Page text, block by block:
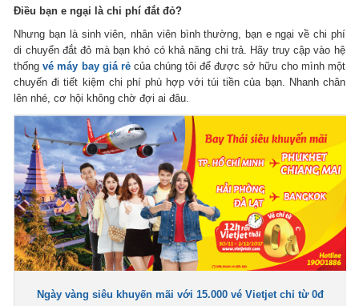
Điều bạn e ngại là chi phí đắt đỏ?
Nhưng bạn là sinh viên, nhân viên bình thường, bạn e ngại về chi phí
di chuyển đắt đỏ mà bạn khó có khả năng chi trả. Hãy truy cập vào hệ
thốngvé máy bay giá rẻcủa chúng tôi để được sở hữu cho mình một
chuyến đi tiết kiệm chi phí phù hợp với túi tiền của bạn. Nhanh chân
lên nhé, cơ hội không chờ đợi ai đâu.
Ngày vàng siêu khuyến mãi với 15.000 vé Vietjet chỉ từ 0đ